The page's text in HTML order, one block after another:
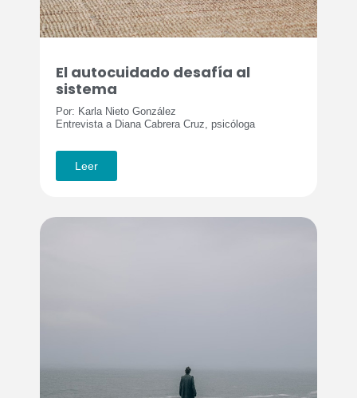
El autocuidado desafía al
sistema
Por: Karla Nieto González
Entrevista a Diana Cabrera Cruz, psicóloga
Leer